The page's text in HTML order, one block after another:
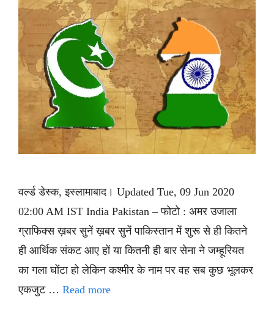
वर्ल्ड डेस्क, इस्लामाबाद। Updated Tue, 09 Jun 2020
02:00 AM IST India Pakistan – फोटो : अमर उजाला
ग्राफिक्स ख़बर सुनें ख़बर सुनें पाकिस्तान में शुरू से ही कितने
ही आर्थिक संकट आए हों या कितनी ही बार सेना ने जम्हूरियत
का गला घोंटा हो लेकिन कश्मीर के नाम पर वह सब कुछ भूलकर
एकजुट … Read more